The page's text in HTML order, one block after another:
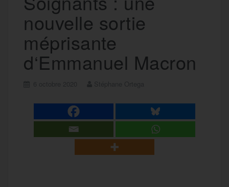
nouvelle sortie
méprisante
d‘Emmanuel Macron